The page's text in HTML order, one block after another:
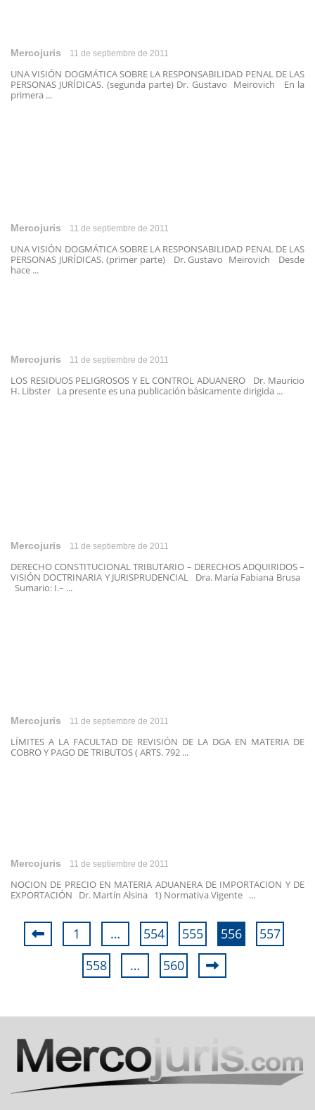
Mercojuris 11 de septiembre de 2011
UNA VISIÓN DOGMÁTICA SOBRE LA RESPONSABILIDAD PENAL DE LAS
PERSONAS JURÍDICAS. (segunda parte) Dr. Gustavo Meirovich En la
primera ...
Mercojuris 11 de septiembre de 2011
UNA VISIÓN DOGMÁTICA SOBRE LA RESPONSABILIDAD PENAL DE LAS
PERSONAS JURÍDICAS. (primer parte) Dr. Gustavo Meirovich Desde
hace ...
Mercojuris 11 de septiembre de 2011
LOS RESIDUOS PELIGROSOS Y EL CONTROL ADUANERO Dr. Mauricio
H. Libster La presente es una publicación básicamente dirigida ...
Mercojuris 11 de septiembre de 2011
DERECHO CONSTITUCIONAL TRIBUTARIO – DERECHOS ADQUIRIDOS –
VISIÓN DOCTRINARIA Y JURISPRUDENCIAL Dra. María Fabiana Brusa
Sumario: I.– ...
Mercojuris 11 de septiembre de 2011
LÍMITES A LA FACULTAD DE REVISIÓN DE LA DGA EN MATERIA DE
COBRO Y PAGO DE TRIBUTOS ( ARTS. 792 ...
Mercojuris 11 de septiembre de 2011
NOCION DE PRECIO EN MATERIA ADUANERA DE IMPORTACION Y DE
EXPORTACIÓN Dr. Martín Alsina 1) Normativa Vigente ...
1 … 554 555 556
557
558
… 560